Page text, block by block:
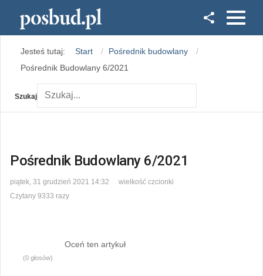
Instagram
Jesteś tutaj: Start
Pośrednik budowlany
Pośrednik Budowlany 6/2021
Szukaj
Pośrednik Budowlany 6/2021
piątek, 31 grudzień 2021 14:32
wielkość czcionki
Czytany 9333 razy
Oceń ten artykuł
(0 głosów)